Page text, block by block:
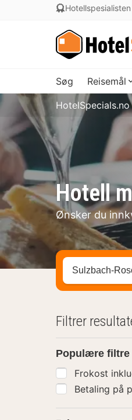
Søg Reisemål
Hotell
Ønsker du
HotelSpecials.no
Søk hotell,
Filtrer
Populære filtre
Frokost
Betaling på